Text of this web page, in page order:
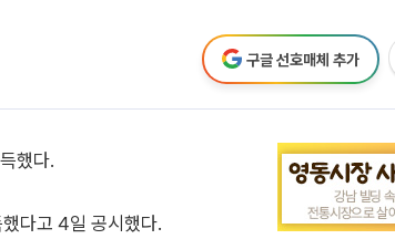
구글 선호매체 추가
했다.
다고 4일 공시했다.